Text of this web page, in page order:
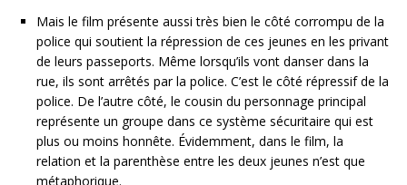
Mais le film présente aussi très bien le côté corrompu de la
police qui soutient la répression de ces jeunes en les privant
de leurs passeports. Même lorsqu’ils vont danser dans la
rue, ils sont arrêtés par la police. C’est le côté répressif de la
police. De l’autre côté, le cousin du personnage principal
représente un groupe dans ce système sécuritaire qui est
plus ou moins honnête. Évidemment, dans le film, la
relation et la parenthèse entre les deux jeunes n’est que
métaphorique.